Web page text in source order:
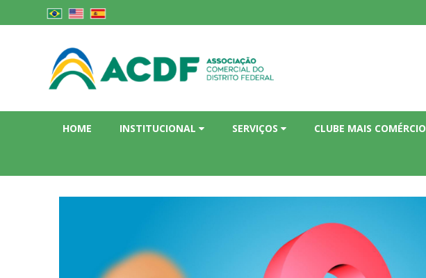
HOME INSTITUCIONAL SERVIÇOS CLUBE MAIS COMÉRCIO